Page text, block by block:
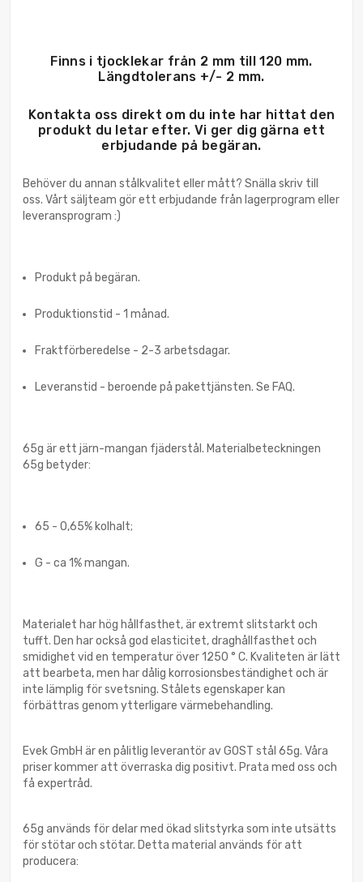
Finns i tjocklekar från 2 mm till 120 mm.
Längdtolerans +/- 2 mm.
Kontakta oss direkt om du inte har hittat den
produkt du letar efter. Vi ger dig gärna ett
erbjudande på begäran.
Behöver du annan stålkvalitet eller mått? Snälla skriv till
oss. Vårt säljteam gör ett erbjudande från lagerprogram eller
leveransprogram :)
Produkt på begäran.
Produktionstid - 1 månad.
Fraktförberedelse - 2-3 arbetsdagar.
Leveranstid - beroende på pakettjänsten. Se FAQ.
65g är ett järn-mangan fjäderstål. Materialbeteckningen
65g betyder:
65 - 0,65% kolhalt;
G - ca 1% mangan.
Materialet har hög hållfasthet, är extremt slitstarkt och
tufft. Den har också god elasticitet, draghållfasthet och
smidighet vid en temperatur över 1250 ° C. Kvaliteten är lätt
att bearbeta, men har dålig korrosionsbeständighet och är
inte lämplig för svetsning. Stålets egenskaper kan
förbättras genom ytterligare värmebehandling.
Evek GmbH är en pålitlig leverantör av GOST stål 65g. Våra
priser kommer att överraska dig positivt. Prata med oss och
få expertråd.
65g används för delar med ökad slitstyrka som inte utsätts
för stötar och stötar. Detta material används för att
producera: